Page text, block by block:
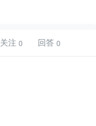
关注 回答